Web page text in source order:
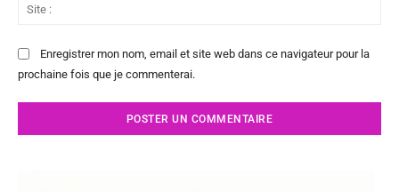
Enregistrer mon nom, email et site web dans ce navigateur pour la
prochaine fois que je commenterai.